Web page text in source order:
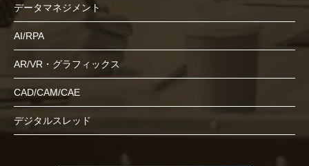
データマネジメント
AI/RPA
AR/VR・グラフィックス
CAD/CAM/CAE
デジタルスレッド